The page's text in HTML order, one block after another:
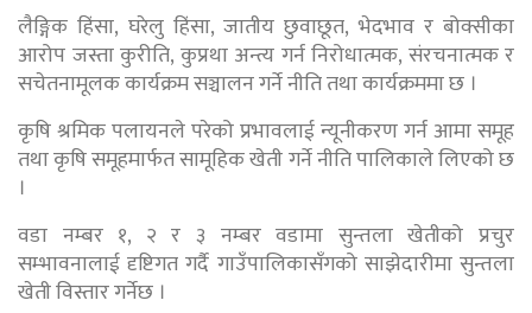
लैङ्गिक हिंसा, घरेलु हिंसा, जातीय छुवाछूत, भेदभाव र बोक्सीका
आरोप जस्ता कुरीति, कुप्रथा अन्त्य गर्न निरोधात्मक, संरचनात्मक र
सचेतनामूलक कार्यक्रम सञ्चालन गर्ने नीति तथा कार्यक्रममा छ ।
कृषि श्रमिक पलायनले परेको प्रभावलाई न्यूनीकरण गर्न आमा समूह
तथा कृषि समूहमार्फत सामूहिक खेती गर्ने नीति पालिकाले लिएको छ
।
वडा नम्बर १, २ र ३ नम्बर वडामा सुन्तला खेतीको प्रचुर
सम्भावनालाई दृष्टिगत गर्दै गाउँपालिकासँगको साझेदारीमा सुन्तला
खेती विस्तार गर्नेछ ।